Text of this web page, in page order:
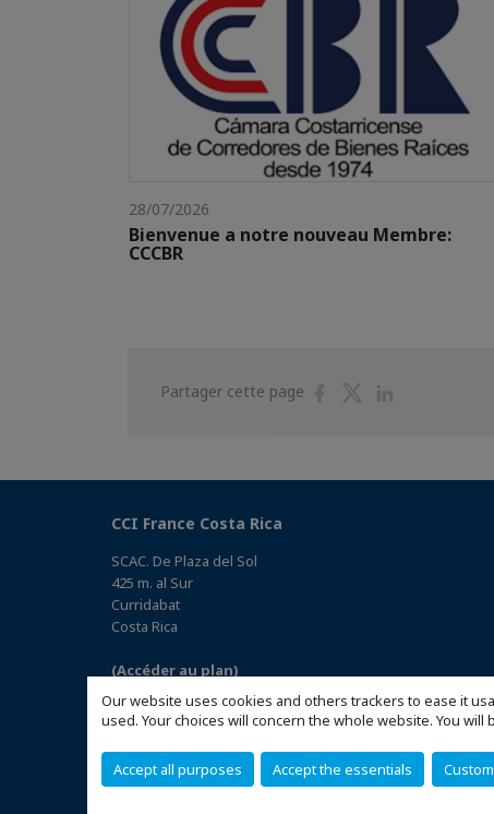
Our website uses cookies and others trackers to ease it
used. Your choices will concern the whole website. You
Accept all purposes Accept the essentials
28/07/2026
Bienvenue a notre nouveau Membre:
CCCBR
Partager cette page
PartagerPartager
CCI France Costa Rica
SCAC. De Plaza del Sol
425 m. al Sur
Curridabat
Costa Rica
(Accéder au plan)